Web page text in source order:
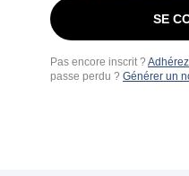
Pas encore inscrit ?
passe perdu ? Générer un